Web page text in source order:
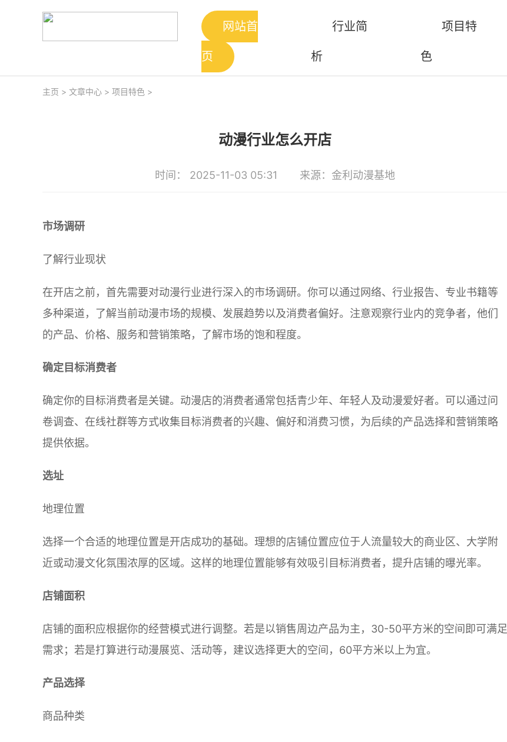
网站首
页
行业简
析
项目特
色
主页 > 文章中心 > 项目特色 >
动漫行业怎么开店
时间： 2025-11-03 05:31 来源：金利动漫基地
市场调研
了解行业现状
在开店之前，首先需要对动漫行业进行深入的市场调研。你可以通过网络、行业报告、专业书籍等
多种渠道，了解当前动漫市场的规模、发展趋势以及消费者偏好。注意观察行业内的竞争者，他们
的产品、价格、服务和营销策略，了解市场的饱和程度。
确定目标消费者
确定你的目标消费者是关键。动漫店的消费者通常包括青少年、年轻人及动漫爱好者。可以通过问
卷调查、在线社群等方式收集目标消费者的兴趣、偏好和消费习惯，为后续的产品选择和营销策略
提供依据。
选址
地理位置
选择一个合适的地理位置是开店成功的基础。理想的店铺位置应位于人流量较大的商业区、大学附
近或动漫文化氛围浓厚的区域。这样的地理位置能够有效吸引目标消费者，提升店铺的曝光率。
店铺面积
店铺的面积应根据你的经营模式进行调整。若是以销售周边产品为主，30-50平方米的空间即可满足
需求；若是打算进行动漫展览、活动等，建议选择更大的空间，60平方米以上为宜。
产品选择
商品种类